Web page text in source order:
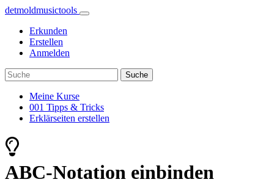
detmoldmusictools
Erkunden
Erstellen
Anmelden
Meine Kurse
001 Tipps & Tricks
Erklärseiten erstellen
ABC-Notation einbinden